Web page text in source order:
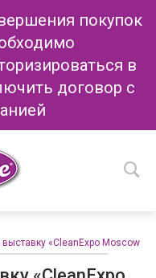
покупок
в
договор с
«CleanExpo Moscow -